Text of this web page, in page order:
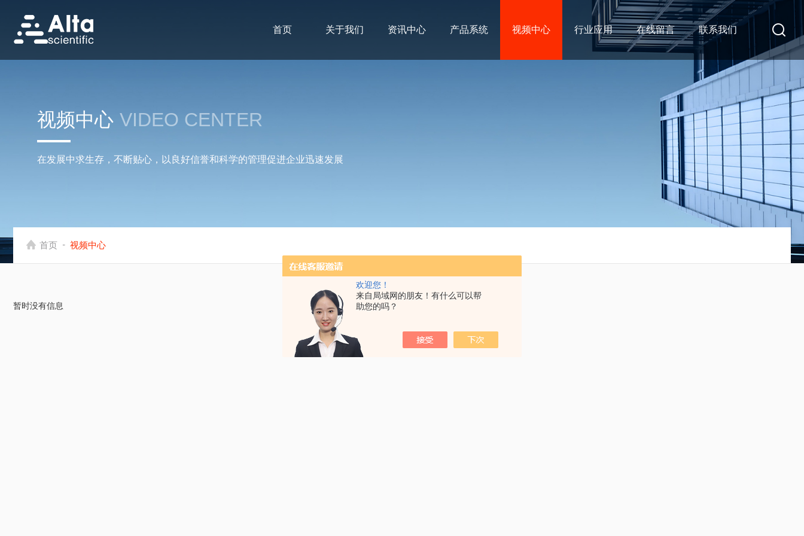
欢迎您！
来自局域网的朋友！有什么可以帮
助您的吗？
首页 关于我们 资讯中心 产品系统 视频中心 行业应用 在线留言 联系我们
视频中心 VIDEO CENTER
在发展中求生存，不断贴心，以良好信誉和科学的管理促进企业迅速发展
首页 - 视频中心
暂时没有信息